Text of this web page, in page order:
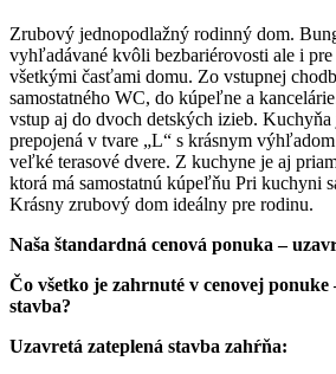
Zrubový jednopodlažný rodinný dom.
vyhľadávané kvôli bezbariérovosti ale i
všetkými časťami domu. Zo vstupnej
samostatného WC, do kúpeľne a
vstup aj do dvoch detských izieb.
prepojená v tvare „L“ s krásnym
veľké terasové dvere. Z kuchyne je aj
ktorá má samostatnú kúpeľňu Pri kuchyni
Krásny zrubový dom ideálny pre rodinu.
Naša štandardná cenová ponuka –
Čo všetko je zahrnuté v cenovej ponuke
stavba?
Uzavretá zateplená stavba zahŕňa: